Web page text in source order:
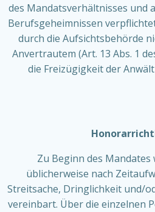
des Mandatsverhältnisses und
Berufsgeheimnissen
durch die Aufsichtsbehörde
Anvertrautem (Art. 13 Abs. 1
die Freizügigkeit der
Zu Beginn des
üblicherweise nach
Streitsache, Dringlichkeit und/
vereinbart. Über die einzelnen